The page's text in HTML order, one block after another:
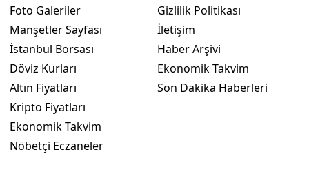
Foto Galeriler
Manşetler Sayfası
İstanbul Borsası
Döviz Kurları
Altın Fiyatları
Kripto Fiyatları
Ekonomik Takvim
Nöbetçi Eczaneler
Gizlilik Politikası
İletişim
Haber Arşivi
Ekonomik Takvim
Son Dakika Haberleri